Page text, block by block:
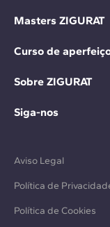
Masters ZIGURAT
Curso de
Sobre ZIGURAT
Siga-nos
Aviso Legal
Política de
Política de Cookies